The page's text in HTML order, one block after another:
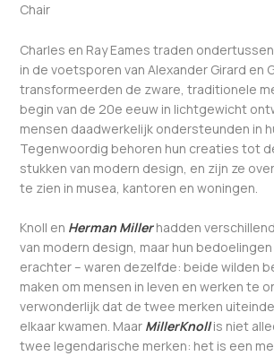
Chair
Charles en Ray Eames traden
in de voetsporen van Alexander Girard en
transformeerden de zware, traditionele
begin van de 20e eeuw in lichtgewicht
mensen daadwerkelijk ondersteunden in
Tegenwoordig behoren hun creaties tot
stukken van modern design, en zijn ze
te zien in musea, kantoren en woningen.
Knoll en Herman Millerhadden
van modern design, maar hun
erachter – waren dezelfde: beide wilden
maken om mensen in leven en werken te
verwonderlijk dat de twee merken
elkaar kwamen. Maar MillerKnollis niet
twee legendarische merken: het is een